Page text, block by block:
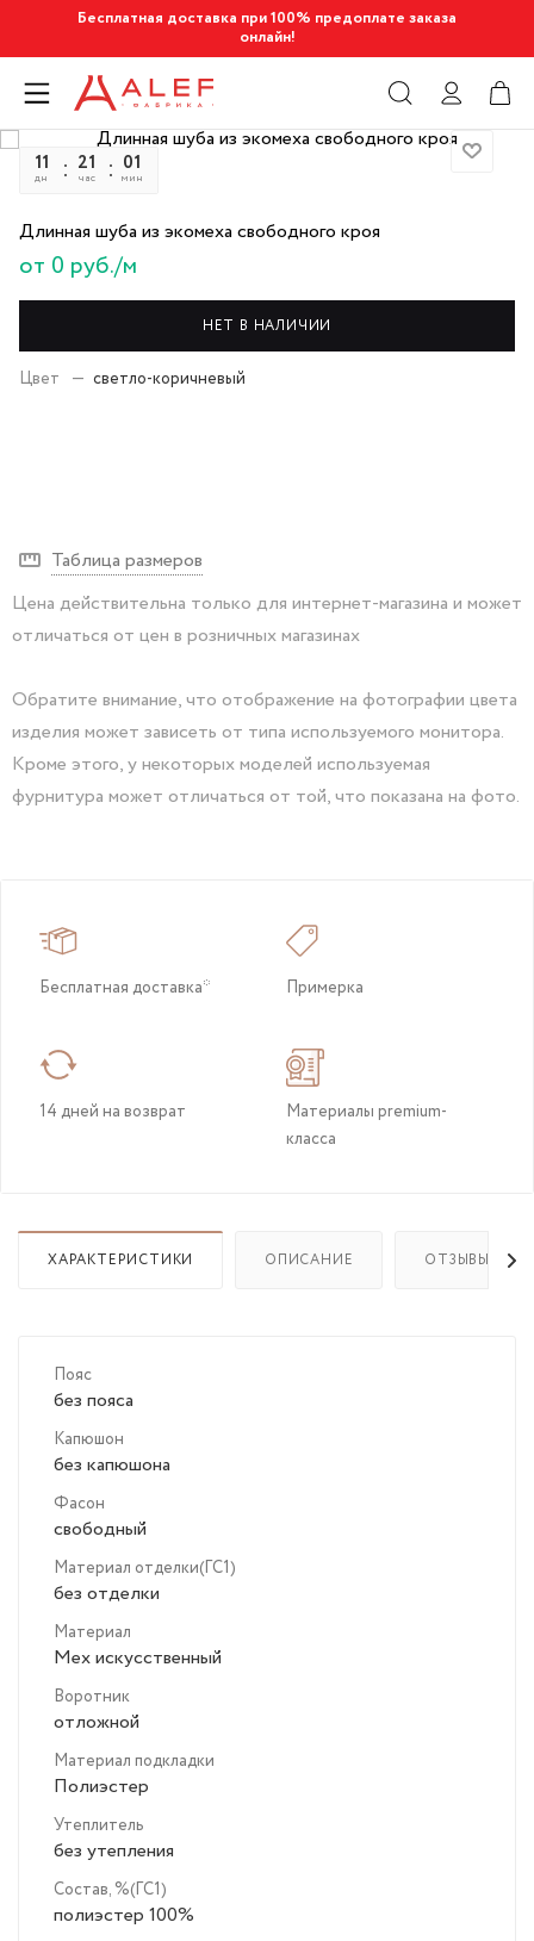
Бесплатная доставка при 100% предоплате заказа
онлайн!
11
дн
21
час
01
мин
Длинная шуба из экомеха свободного кроя
от 0 руб./м
НЕТ В НАЛИЧИИ
Цвет — светло-коричневый
Таблица размеров
Цена действительна только для интернет-магазина и может
отличаться от цен в розничных магазинах
Обратите внимание, что отображение на фотографии цвета
изделия может зависеть от типа используемого монитора.
Кроме этого, у некоторых моделей используемая
фурнитура может отличаться от той, что показана на фото.
Бесплатная доставка* Примерка
14 дней на возврат
Материалы premium-
класса
ХАРАКТЕРИСТИКИ ОПИСАНИЕ ОТЗЫВЫ(5)
Пояс
без пояса
Капюшон
без капюшона
Фасон
свободный
Материал отделки(ГС1)
без отделки
Материал
Мех искусственный
Воротник
отложной
Материал подкладки
Полиэстер
Утеплитель
без утепления
Состав, %(ГС1)
полиэстер 100%